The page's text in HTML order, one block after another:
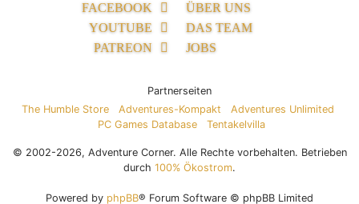
FACEBOOK
YOUTUBE
PATREON
ÜBER UNS
DAS TEAM
JOBS
Partnerseiten
The Humble Store
Adventures-Kompakt
Adventures Unlimited
PC Games Database
Tentakelvilla
© 2002-2026, Adventure Corner. Alle Rechte vorbehalten. Betrieben
durch 100% Ökostrom.
Powered by phpBB® Forum Software © phpBB Limited